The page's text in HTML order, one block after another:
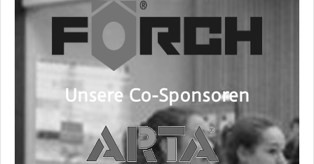
Unsere Co-Sponsoren